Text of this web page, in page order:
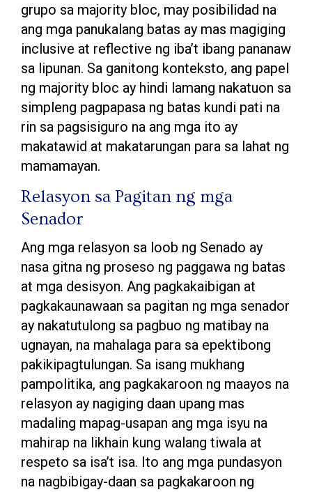
grupo sa majority bloc, may posibilidad na
ang mga panukalang batas ay mas magiging
inclusive at reflective ng iba’t ibang pananaw
sa lipunan. Sa ganitong konteksto, ang papel
ng majority bloc ay hindi lamang nakatuon sa
simpleng pagpapasa ng batas kundi pati na
rin sa pagsisiguro na ang mga ito ay
makatawid at makatarungan para sa lahat ng
mamamayan.
Relasyon sa Pagitan ng mga
Senador
Ang mga relasyon sa loob ng Senado ay
nasa gitna ng proseso ng paggawa ng batas
at mga desisyon. Ang pagkakaibigan at
pagkakaunawaan sa pagitan ng mga senador
ay nakatutulong sa pagbuo ng matibay na
ugnayan, na mahalaga para sa epektibong
pakikipagtulungan. Sa isang mukhang
pampolitika, ang pagkakaroon ng maayos na
relasyon ay nagiging daan upang mas
madaling mapag-usapan ang mga isyu na
mahirap na likhain kung walang tiwala at
respeto sa isa’t isa. Ito ang mga pundasyon
na nagbibigay-daan sa pagkakaroon ng